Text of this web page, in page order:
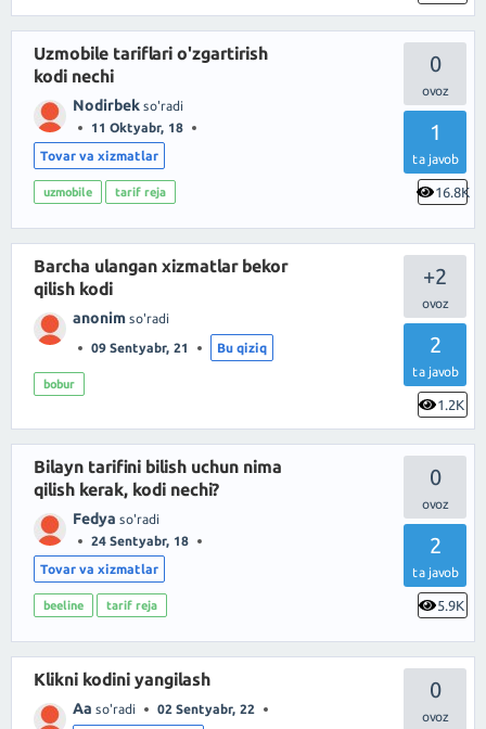
0
1
ta javob
16.8K
Uzmobile tariflari o'zgartirish
kodi nechi
Nodirbek so'radi
11 Oktyabr, 18
Tovar va xizmatlar
uzmobile tarif reja
+2
2
ta javob
1.2K
Barcha ulangan xizmatlar bekor
qilish kodi
anonim so'radi
09 Sentyabr, 21 Bu qiziq
bobur
0
2
ta javob
5.9K
Bilayn tarifini bilish uchun nima
qilish kerak, kodi nechi?
Fedya so'radi
24 Sentyabr, 18
Tovar va xizmatlar
beeline tarif reja
0
Klikni kodini yangilash
Aa so'radi 02 Sentyabr, 22